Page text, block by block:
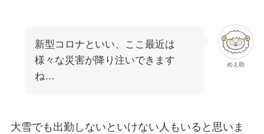
めえ助
新型コロナといい、ここ最近は
様々な災害が降り注いできます
ね…
大雪でも出勤しないといけない人もいると思いま